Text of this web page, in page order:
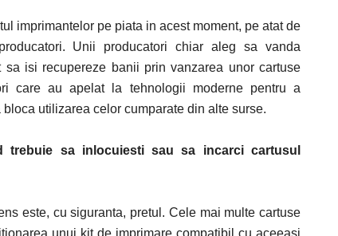
imprimantelor pe piata in acest moment, pe atat de
Unii producatori chiar aleg sa vanda
isi recupereze banii prin vanzarea unor cartuse
care au apelat la tehnologii moderne pentru a
utilizarea celor cumparate din alte surse.
sa inlocuiesti sau sa incarci cartusul
este, cu siguranta, pretul. Cele mai multe cartuse
unui kit de imprimare compatibil cu aceeasi